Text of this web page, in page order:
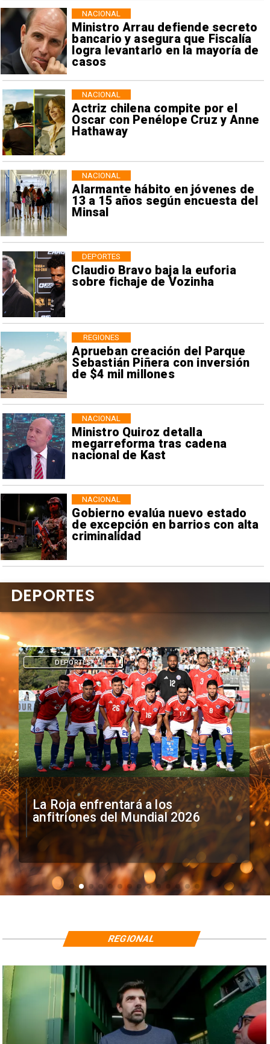
Ministro Arrau defiende secreto
bancario y asegura que Fiscalía
logra levantarlo en la mayoría de
casos
NACIONAL
Actriz chilena compite por el
Oscar con Penélope Cruz y Anne
Hathaway
NACIONAL
Alarmante hábito en jóvenes de
13 a 15 años según encuesta del
Minsal
NACIONAL
Claudio Bravo baja la euforia
sobre fichaje de Vozinha
DEPORTES
Aprueban creación del Parque
Sebastián Piñera con inversión
de $4 mil millones
REGIONES
Ministro Quiroz detalla
megarreforma tras cadena
nacional de Kast
NACIONAL
Gobierno evalúa nuevo estado
de excepción en barrios con alta
criminalidad
NACIONAL
La Roja enfrentará a los
anfitriones del Mundial 2026
DEPORTES
DEPORTES
REGIONAL